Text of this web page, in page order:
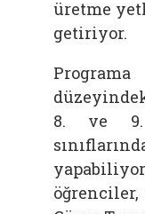
üretme
getiriyor.
8. ve 9.